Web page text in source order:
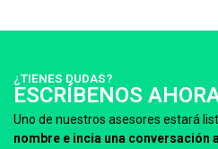
¿TIENES DUDAS?
ESCRÍBENOS
Uno de nuestros asesores estará
nombre e incia una conversación